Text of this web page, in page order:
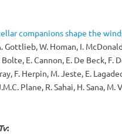
companions shape the
Gottlieb, W. Homan, I.
E. Cannon, E. De Beck, F.
F. Herpin, M. Jeste, E.
Plane, R. Sahai, H. Sana, M.
: